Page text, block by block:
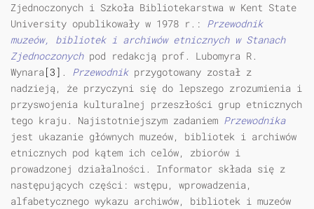
Zjednoczonych i Szkoła Bibliotekarstwa w Kent State
University opublikowały w 1978 r.: Przewodnik
muzeów, bibliotek i archiwów etnicznych w Stanach
Zjednoczonych pod redakcją prof. Lubomyra R.
Wynara[3] . Przewodnik przygotowany został z
nadzieją, że przyczyni się do lepszego zrozumienia i
przyswojenia kulturalnej przeszłości grup etnicznych
tego kraju. Najistotniejszym zadaniem Przewodnika
jest ukazanie głównych muzeów, bibliotek i archiwów
etnicznych pod kątem ich celów, zbiorów i
prowadzonej działalności. Informator składa się z
następujących części: wstępu, wprowadzenia,
alfabetycznego wykazu archiwów, bibliotek i muzeów